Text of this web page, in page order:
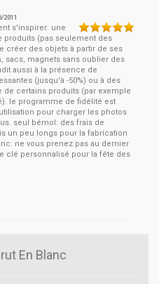
2011
s'inspirer: une
produits (pas seulement des
créer des objets à partir de ses
sacs, magnets sans oublier des
aussi à la présence de
(jusqu'à -50%) ou à des
certains produits (par exemple
le programme de fidélité est
pour charger les photos
seul bémol: des frais de
un peu longs pour la fabrication
ne vous prenez pas au dernier
clé personnalisé pour la fête des
En Blanc